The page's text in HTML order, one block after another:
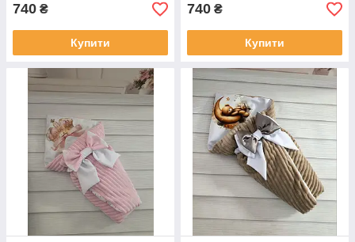
740 ₴
Купити
740 ₴
Купити